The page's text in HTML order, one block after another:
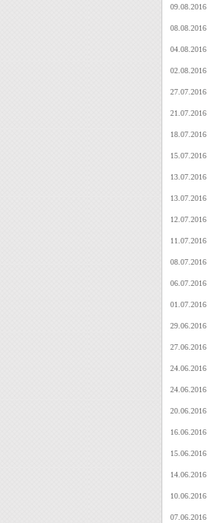
09.08.2016
08.08.2016
04.08.2016
02.08.2016
27.07.2016
21.07.2016
18.07.2016
15.07.2016
13.07.2016
13.07.2016
12.07.2016
11.07.2016
08.07.2016
06.07.2016
01.07.2016
29.06.2016
27.06.2016
24.06.2016
24.06.2016
20.06.2016
16.06.2016
15.06.2016
14.06.2016
10.06.2016
07.06.2016